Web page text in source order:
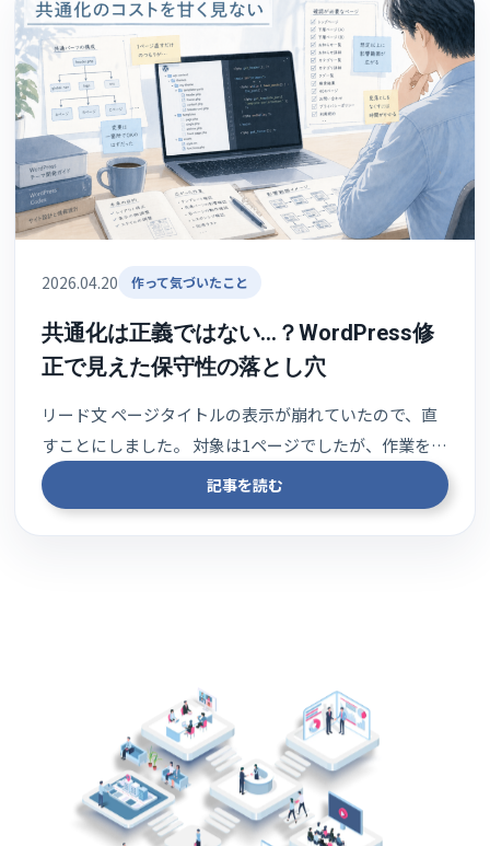
2026.04.20 作って気づいたこと
共通化は正義ではない…？WordPress修
正で見えた保守性の落とし穴
リード文 ページタイトルの表示が崩れていたので、直
すことにしました。 対象は1ページでしたが、作業を…
記事を読む